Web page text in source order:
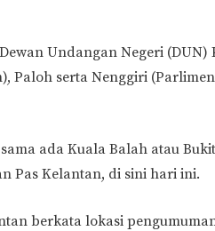
Undangan Negeri (DUN)
Paloh serta Nenggiri
ada Kuala Balah atau
Pas Kelantan, di sini hari ini.
berkata lokasi